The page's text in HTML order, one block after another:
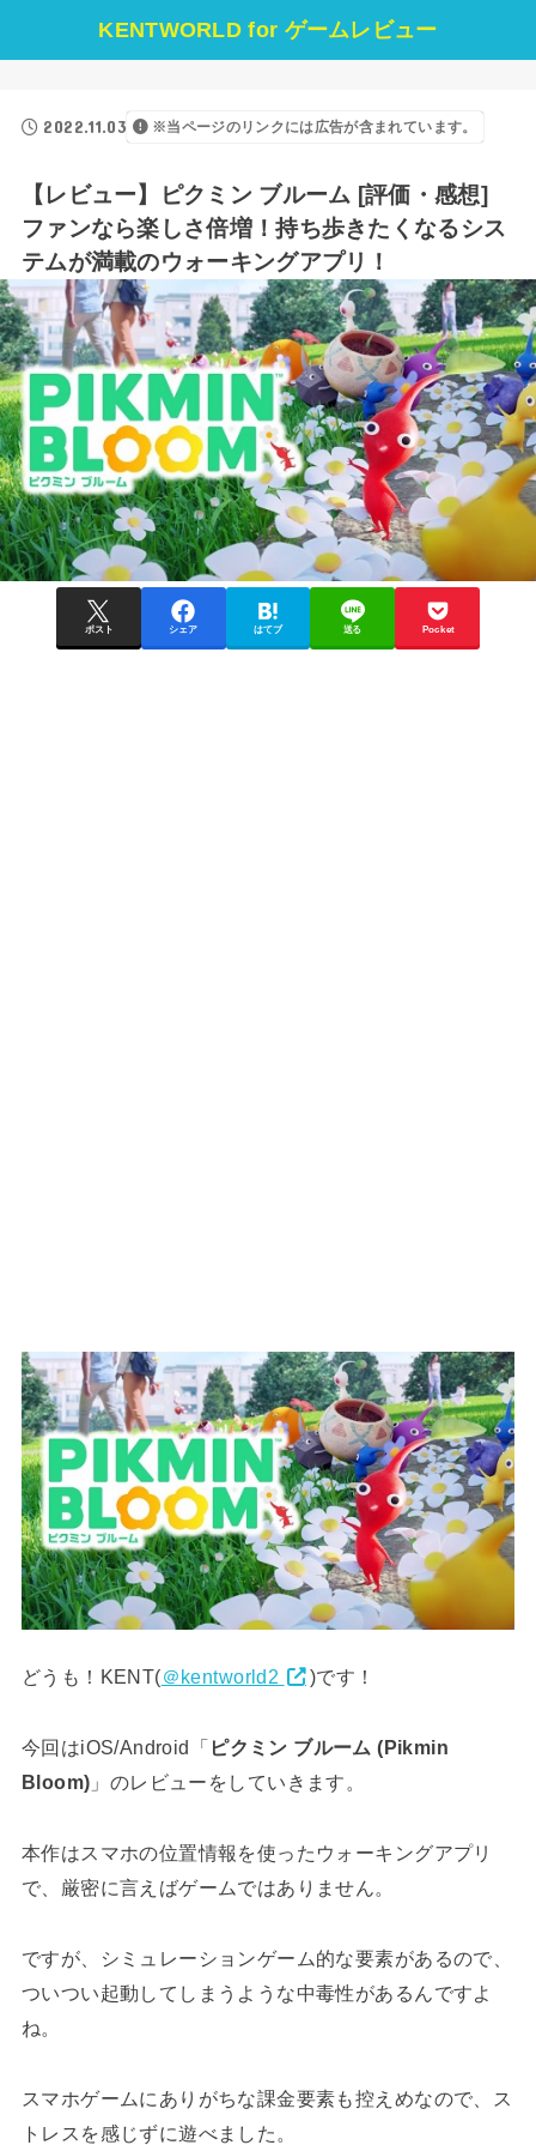
KENTWORLD for ゲームレビュー
2022.11.03 ※当ページのリンクには広告が含まれています。
【レビュー】ピクミン ブルーム [評価・感想]
ファンなら楽しさ倍増！持ち歩きたくなるシス
テムが満載のウォーキングアプリ！
ポスト シェア はてブ 送る Pocket
どうも！KENT(＠kentworld2 )です！
今回はiOS/Android「 ピクミン ブルーム (Pikmin
Bloom) 」のレビューをしていきます。
本作はスマホの位置情報を使ったウォーキングアプリ
で、厳密に言えばゲームではありません。
ですが、シミュレーションゲーム的な要素があるので、
ついつい起動してしまうような中毒性があるんですよ
ね。
スマホゲームにありがちな課金要素も控えめなので、ス
トレスを感じずに遊べました。